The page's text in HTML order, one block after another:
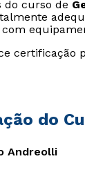
do curso de
certificação
do
Andreolli